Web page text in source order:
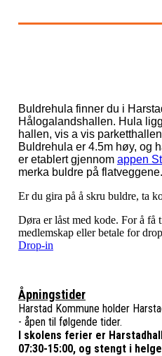
Buldrehula finner du i
Hålogalandshallen. Hula
hallen, vis a vis parketthallen
Buldrehula er 4.5m høy, og
er etablert gjennom appen
merka buldre på flatveggene.
Er du gira på å skru buldre, ta
Døra er låst med kode. For å få
medlemskap eller betale for
Drop-in
Åpningstider
Harstad Kommune holder
- åpen til følgende tider.
I skolens ferier er
07:30-15:00, og stengt i